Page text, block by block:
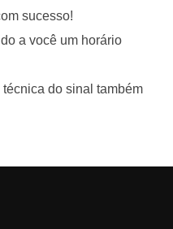
sucesso!
a você um horário
do sinal também